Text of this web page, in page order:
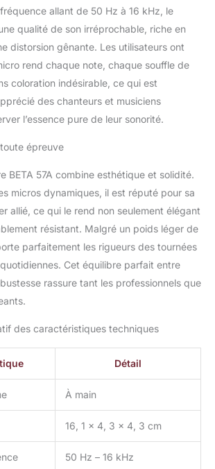
allant de 50 Hz à 16 kHz, le
qualité de son irréprochable, riche en
distorsion gênante. Les utilisateurs ont
rend chaque note, chaque souffle de
coloration indésirable, ce qui est
des chanteurs et musiciens
l’essence pure de leur sonorité.
épreuve
BETA 57A combine esthétique et solidité.
micros dynamiques, il est réputé pour sa
allié, ce qui le rend non seulement élégant
résistant. Malgré un poids léger de
parfaitement les rigueurs des tournées
Cet équilibre parfait entre
rassure tant les professionnels que
des caractéristiques techniques
Détail
À main
16, 1 x 4, 3 x 4, 3 cm
50 Hz – 16 kHz